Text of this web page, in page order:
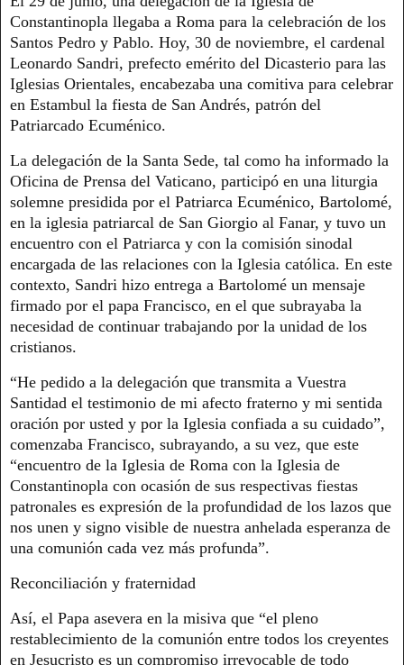
Constantinopla llegaba a Roma para la celebración de los
Santos Pedro y Pablo. Hoy, 30 de noviembre, el cardenal
Leonardo Sandri, prefecto emérito del Dicasterio para las
Iglesias Orientales, encabezaba una comitiva para celebrar
en Estambul la fiesta de San Andrés, patrón del
Patriarcado Ecuménico.
La delegación de la Santa Sede, tal como ha informado la
Oficina de Prensa del Vaticano, participó en una liturgia
solemne presidida por el Patriarca Ecuménico, Bartolomé,
en la iglesia patriarcal de San Giorgio al Fanar, y tuvo un
encuentro con el Patriarca y con la comisión sinodal
encargada de las relaciones con la Iglesia católica. En este
contexto, Sandri hizo entrega a Bartolomé un mensaje
firmado por el papa Francisco, en el que subrayaba la
necesidad de continuar trabajando por la unidad de los
cristianos.
“He pedido a la delegación que transmita a Vuestra
Santidad el testimonio de mi afecto fraterno y mi sentida
oración por usted y por la Iglesia confiada a su cuidado”,
comenzaba Francisco, subrayando, a su vez, que este
“encuentro de la Iglesia de Roma con la Iglesia de
Constantinopla con ocasión de sus respectivas fiestas
patronales es expresión de la profundidad de los lazos que
nos unen y signo visible de nuestra anhelada esperanza de
una comunión cada vez más profunda”.
Reconciliación y fraternidad
Así, el Papa asevera en la misiva que “el pleno
restablecimiento de la comunión entre todos los creyentes
en Jesucristo es un compromiso irrevocable de todo